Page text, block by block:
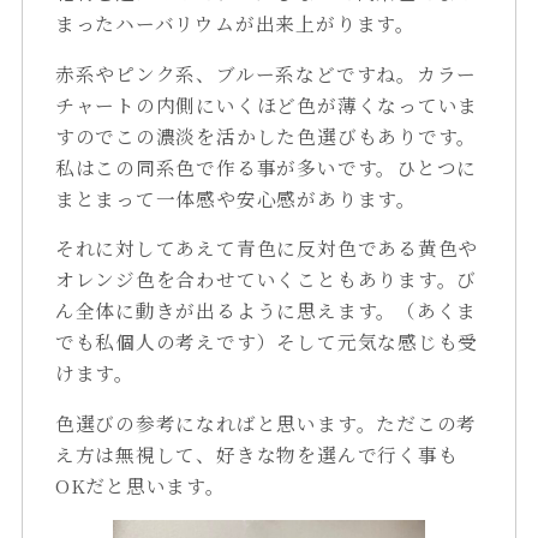
まったハーバリウムが出来上がります。
赤系やピンク系、ブルー系などですね。カラー
チャートの内側にいくほど色が薄くなっていま
すのでこの濃淡を活かした色選びもありです。
私はこの同系色で作る事が多いです。ひとつに
まとまって一体感や安心感があります。
それに対してあえて青色に反対色である黄色や
オレンジ色を合わせていくこともあります。び
ん全体に動きが出るように思えます。（あくま
でも私個人の考えです）そして元気な感じも受
けます。
色選びの参考になればと思います。ただこの考
え方は無視して、好きな物を選んで行く事も
OKだと思います。